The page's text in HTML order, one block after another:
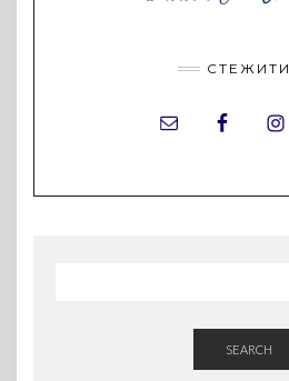
СТЕЖИТИ
SEARCH